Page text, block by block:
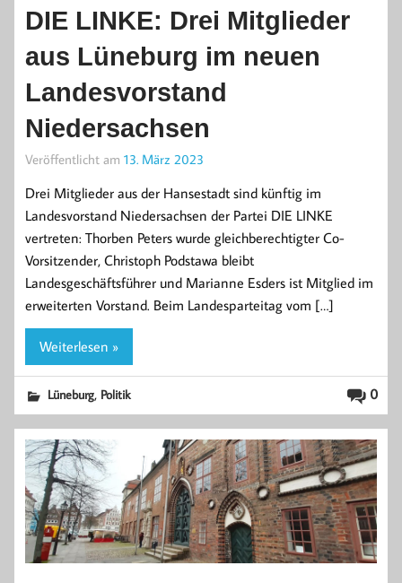
DIE LINKE: Drei Mitglieder
aus Lüneburg im neuen
Landesvorstand
Niedersachsen
Veröffentlicht am 13. März 2023
Drei Mitglieder aus der Hansestadt sind künftig im
Landesvorstand Niedersachsen der Partei DIE LINKE
vertreten: Thorben Peters wurde gleichberechtigter Co-
Vorsitzender, Christoph Podstawa bleibt
Landesgeschäftsführer und Marianne Esders ist Mitglied im
erweiterten Vorstand. Beim Landesparteitag vom […]
Weiterlesen »
0
Lüneburg, Politik